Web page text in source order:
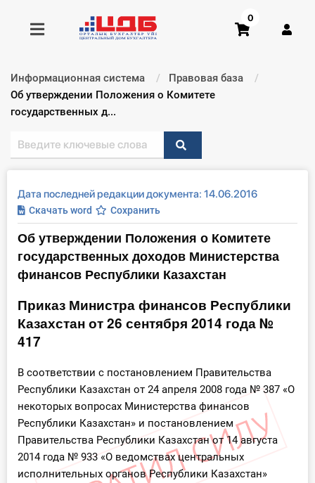
Получить консультацию
Главная ИС
Формы
Консультации
Правовая база
Библиотека бухгалтера
Инструменты
Вебинары
Справочник бухгалтера
Участник ВЭД
Практика ИП
0
Информационная система
Правовая база
Текущий:
Об утверждении Положения о Комитете
государственных д...
Дата последней редакции документа: 14.06.2016
Скачать word Сохранить
Об утверждении Положения о Комитете
государственных доходов Министерства
финансов Республики Казахстан
Приказ Министра финансов Республики
Казахстан от 26 сентября 2014 года №
417
В соответствии с постановлением Правительства
Республики Казахстан от 24 апреля 2008 года № 387 «О
некоторых вопросах Министерства финансов
Республики Казахстан» и постановлением
Правительства Республики Казахстан от 14 августа
2014 года № 933 «О ведомствах центральных
исполнительных органов Республики Казахстан»